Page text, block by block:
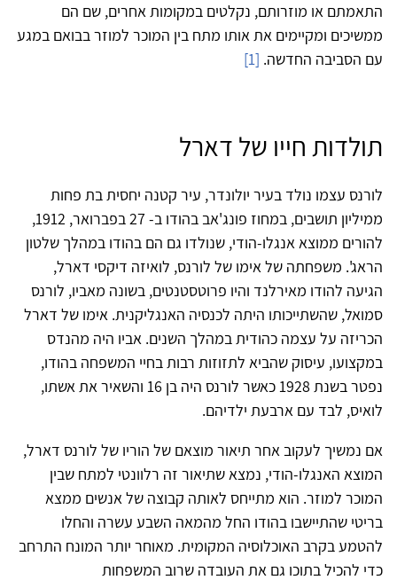
התאמתם או מוזרותם, נקלטים במקומות אחרים, שם הם
ממשיכים ומקיימים את אותו מתח בין המוכר למוזר בבואם במגע
עם הסביבה החדשה. [1]
תולדות חייו של דארל
לורנס עצמו נולד בעיר יולונדר, עיר קטנה יחסית בת פחות
ממיליון תושבים, במחוז פונג'אב בהודו ב- 27 בפברואר, 1912,
להורים ממוצא אנגלו-הודי, שנולדו גם הם בהודו במהלך שלטון
הראג'. משפחתה של אימו של לורנס, לואיזה דיקסי דארל,
הגיעה להודו מאירלנד והיו פרוטסטנטים, בשונה מאביו, לורנס
סמואל, שהשתייכותו היתה לכנסיה האנגליקנית. אימו של דארל
הכריזה על עצמה כהודית במהלך השנים. אביו היה מהנדס
במקצועו, עיסוק שהביא לתזוזות רבות בחיי המשפחה בהודו,
נפטר בשנת 1928 כאשר לורנס היה בן 16 והשאיר את אשתו,
לואיס, לבד עם ארבעת ילדיהם.
אם נמשיך לעקוב אחר תיאור מוצאם של הוריו של לורנס דארל,
המוצא האנגלו-הודי, נמצא שתיאור זה רלוונטי למתח שבין
המוכר למוזר. הוא מתייחס לאותה קבוצה של אנשים ממצא
בריטי שהתיישבו בהודו החל מהמאה השבע עשרה והחלו
להטמע בקרב האוכלוסיה המקומית. מאוחר יותר המונח התרחב
כדי להכיל בתוכו גם את העובדה שרוב המשפחות